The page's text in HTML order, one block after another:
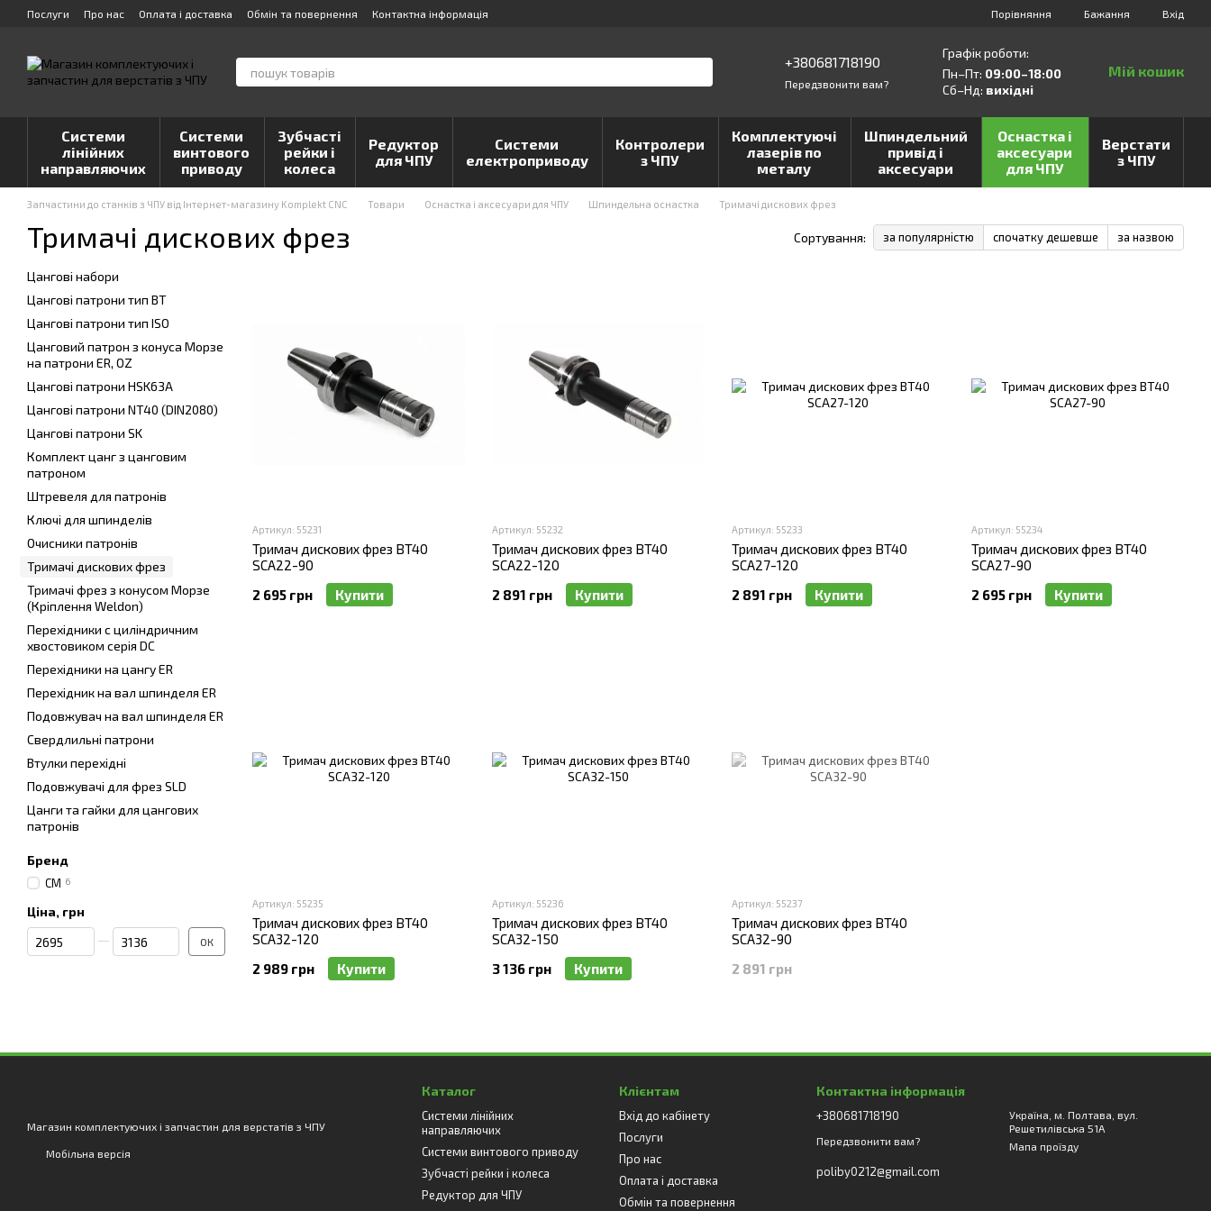
Перейти до основного контенту
Послуги Про нас Оплата і доставка Обмін та повернення Контактна інформація Порівняння Бажання Вхід
+380681718190
Передзвонити вам?
Графік роботи:
Пн–Пт: 09:00–18:00
Сб–Нд: вихідні
Мій кошик
Системи
лінійних
направляючих
Системи
винтового
приводу
Зубчасті
рейки і
колеса
Редуктор
для ЧПУ
Системи
електроприводу
Контролери
з ЧПУ
Комплектуючі
лазерів по
металу
Шпиндельний
привід і
аксесуари
Оснастка і
аксесуари
для ЧПУ
Верстати
з ЧПУ
Запчастини до станків з ЧПУ від Інтернет-магазину Komplekt CNC Товари Оснастка і аксесуари для ЧПУ Шпиндельна оснастка Тримачі дискових фрез
Тримачі дискових фрез Сортування: за популярністю спочатку дешевше за назвою
Артикул: 55231
Тримач дискових фрез BT40
SCA22-90
2 695 грн
Купити
Артикул: 55232
Тримач дискових фрез BT40
SCA22-120
2 891 грн
Купити
Артикул: 55233
Тримач дискових фрез BT40
SCA27-120
2 891 грн
Купити
Артикул: 55234
Тримач дискових фрез BT40
SCA27-90
2 695 грн
Купити
Артикул: 55235
Тримач дискових фрез BT40
SCA32-120
2 989 грн
Купити
Артикул: 55236
Тримач дискових фрез BT40
SCA32-150
3 136 грн
Купити
Артикул: 55237
Тримач дискових фрез BT40
SCA32-90
2 891 грн
Цангові набори
Цангові патрони тип BT
Цангові патрони тип ISO
Цанговий патрон з конуса Морзе
на патрони ER, OZ
Цангові патрони HSK63A
Цангові патрони NT40 (DIN2080)
Цангові патрони SK
Комплект цанг з цанговим
патроном
Штревеля для патронів
Ключі для шпинделів
Очисники патронів
Тримачі дискових фрез
Тримачі фрез з конусом Морзе
(Кріплення Weldon)
Перехідники с циліндричним
хвостовиком серія DC
Перехідники на цангу ER
Перехідник на вал шпинделя ER
Подовжувач на вал шпинделя ER
Свердлильні патрони
Втулки перехідні
Подовжувачі для фрез SLD
Цанги та гайки для цангових
патронів
Бренд
CM 6
Ціна, грн
Від Ціна, грн
До Ціна, грн ОК
Магазин комплектуючих і запчастин для верстатів з ЧПУ
Мобільна версія
Каталог
Системи лінійних
направляючих
Системи винтового приводу
Зубчасті рейки і колеса
Редуктор для ЧПУ
Клієнтам
Вхід до кабінету
Послуги
Про нас
Оплата і доставка
Обмін та повернення
Контактна інформація
+380681718190
Передзвонити вам?
poliby0212@gmail.com
Україна, м. Полтава, вул.
Решетилівська 51А
Мапа проїзду